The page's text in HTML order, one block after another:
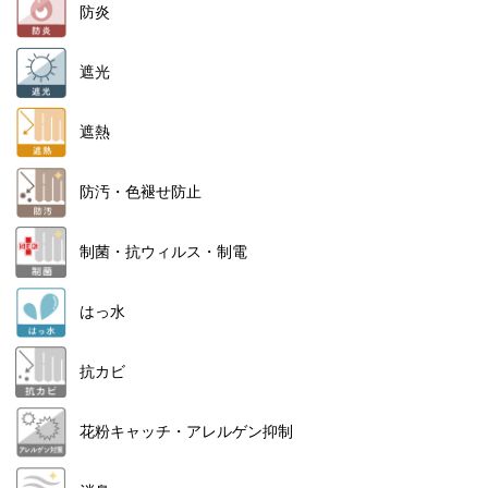
防炎
遮光
遮熱
防汚・色褪せ防止
制菌・抗ウィルス・制電
はっ水
抗カビ
花粉キャッチ・アレルゲン抑制